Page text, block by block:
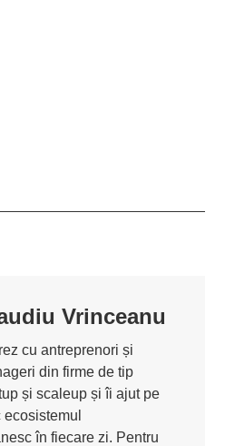
Vrinceanu
cu antreprenori și
din firme de tip
și scaleup și îi ajut pe
în fiecare zi. Pentru